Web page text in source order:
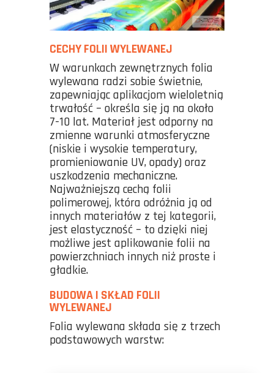
CECHY FOLII WYLEWANEJ
W warunkach zewnętrznych folia
wylewana radzi sobie świetnie,
zapewniając aplikacjom wieloletnią
trwałość – określa się ją na około
7-10 lat. Materiał jest odporny na
zmienne warunki atmosferyczne
(niskie i wysokie temperatury,
promieniowanie UV, opady) oraz
uszkodzenia mechaniczne.
Najważniejszą cechą folii
polimerowej, która odróżnia ją od
innych materiałów z tej kategorii,
jest elastyczność – to dzięki niej
możliwe jest aplikowanie folii na
powierzchniach innych niż proste i
gładkie.
BUDOWA I SKŁAD FOLII
WYLEWANEJ
Folia wylewana składa się z trzech
podstawowych warstw: